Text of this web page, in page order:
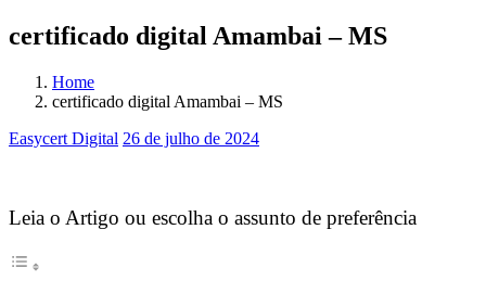
certificado digital Amambai – MS
Home
certificado digital Amambai – MS
Easycert Digital 26 de julho de 2024
Leia o Artigo ou escolha o assunto de preferência